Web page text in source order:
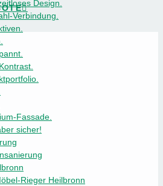
Design.
Verbindung.
Fassade.
sicher!
Rieger Heilbronn